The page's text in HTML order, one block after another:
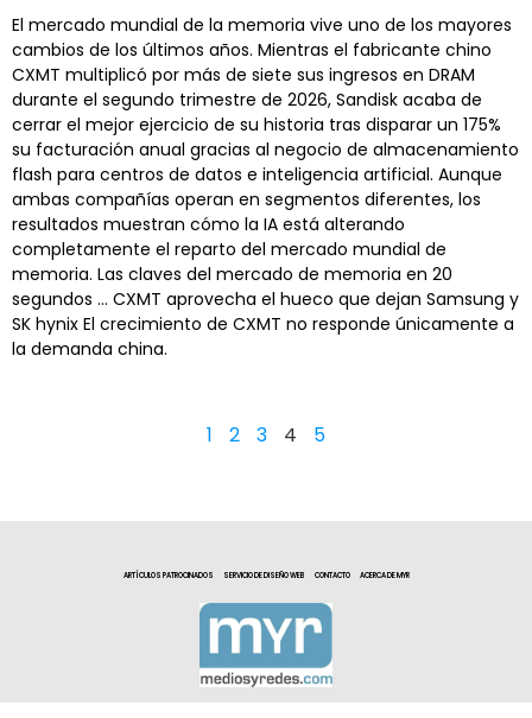
El mercado mundial de la memoria vive uno de los mayores
cambios de los últimos años. Mientras el fabricante chino
CXMT multiplicó por más de siete sus ingresos en DRAM
durante el segundo trimestre de 2026, Sandisk acaba de
cerrar el mejor ejercicio de su historia tras disparar un 175%
su facturación anual gracias al negocio de almacenamiento
flash para centros de datos e inteligencia artificial. Aunque
ambas compañías operan en segmentos diferentes, los
resultados muestran cómo la IA está alterando
completamente el reparto del mercado mundial de
memoria. Las claves del mercado de memoria en 20
segundos … CXMT aprovecha el hueco que dejan Samsung y
SK hynix El crecimiento de CXMT no responde únicamente a
la demanda china.
1 2 3 4 5
ARTÍCULOS PATROCINADOS SERVICIO DE DISEÑO WEB CONTACTO ACERCA DE MYR